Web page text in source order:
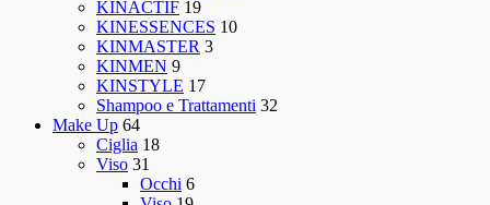
KINACTIF 19
KINESSENCES 10
KINMASTER 3
KINMEN 9
KINSTYLE 17
Shampoo e Trattamenti 32
Make Up 64
Ciglia 18
Viso 31
Occhi 6